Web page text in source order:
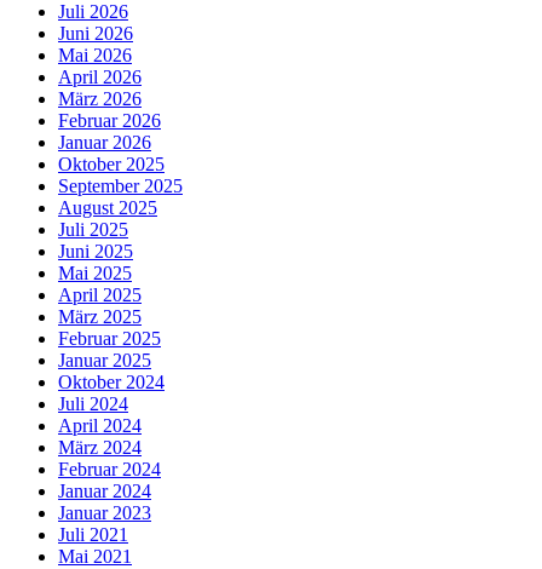
Juli 2026
Juni 2026
Mai 2026
April 2026
März 2026
Februar 2026
Januar 2026
Oktober 2025
September 2025
August 2025
Juli 2025
Juni 2025
Mai 2025
April 2025
März 2025
Februar 2025
Januar 2025
Oktober 2024
Juli 2024
April 2024
März 2024
Februar 2024
Januar 2024
Januar 2023
Juli 2021
Mai 2021